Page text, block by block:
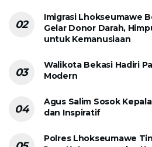
Imigrasi Lhokseumawe
Gelar Donor Darah,
untuk Kemanusiaan
Walikota Bekasi Hadiri
Modern
Agus Salim Sosok
dan Inspiratif
Polres Lhokseumawe